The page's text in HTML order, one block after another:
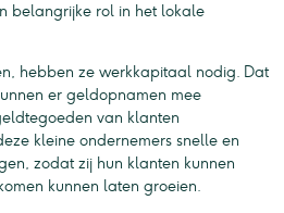
belangrijke rol in het lokale
hebben ze werkkapitaal nodig. Dat
er geldopnamen mee
van klanten
kleine ondernemers snelle en
zodat zij hun klanten kunnen
kunnen laten groeien.